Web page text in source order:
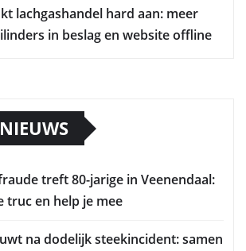
lachgashandel hard aan: meer
in beslag en website offline
treft 80-jarige in Veenendaal:
truc en help je mee
na dodelijk steekincident: samen